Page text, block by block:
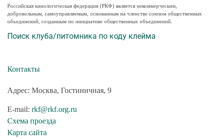
Российская кинологическая федерация (РКФ) является некоммерческим,
добровольным, самоуправляемым, основанным на членстве союзом общественных
объединений, созданным по инициативе общественных объединений.
Поиск клуба/питомника по коду клейма
Контакты
Адрес: Москва, Гостиничная, 9
E-mail: rkf@rkf.org.ru
Схема проезда
Карта сайта